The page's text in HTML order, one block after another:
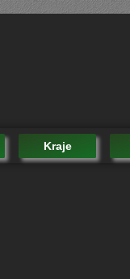
Kraje